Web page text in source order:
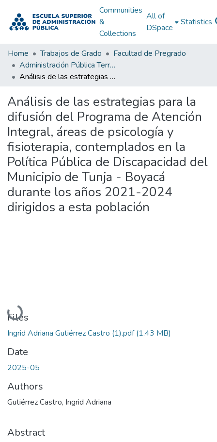
Communities
&
Collections
All of
DSpace
Statistics
Home Trabajos de Grado
Facultad de Pregrado
Administración Pública Territorial (APT)
Análisis de las estrategias para la difusión del Programa de Atención Integral, áreas de psicología y fisioterapia, contemplados en la Política Pública de Discapacidad del Municipio de Tunja - Boyacá durante los años 2021-2024 dirigidos a esta población
Análisis de las estrategias para la
difusión del Programa de Atención
Integral, áreas de psicología y
fisioterapia, contemplados en la
Política Pública de Discapacidad del
Municipio de Tunja - Boyacá
durante los años 2021-2024
dirigidos a esta población
Loading...
Files
Ingrid Adriana Gutiérrez Castro (1).pdf(1.43 MB)
Date
2025-05
Authors
Gutiérrez Castro, Ingrid Adriana
Abstract